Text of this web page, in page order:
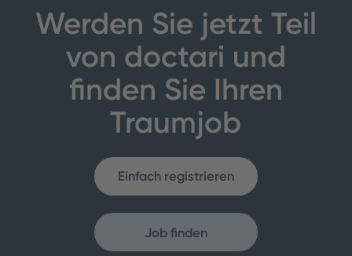
Werden Sie jetzt Teil
von doctari und
finden Sie Ihren
Traumjob
Einfach registrieren
Job finden